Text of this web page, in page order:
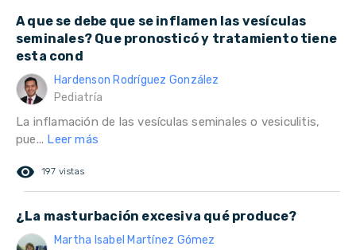
A que se debe que se inflamen las vesículas
seminales? Que pronosticó y tratamiento tiene
esta cond
Hardenson Rodríguez González
Pediatría
La inflamación de las vesículas seminales o vesiculitis,
pue... Leer más
remove_red_eye 197 vistas
¿La masturbación excesiva qué produce?
Martha Isabel Martínez Gómez